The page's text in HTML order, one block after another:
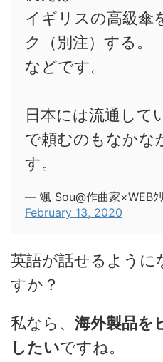
イギリスの高級傘
ク（別注）する。
などです。
日本には流通して
で頼むのもなかな
す。
— 颯 Sou@作曲家×WEBｸ
February 13, 2020
英語が話せるよう
すか？
私なら、 海外製品を
したいですね。